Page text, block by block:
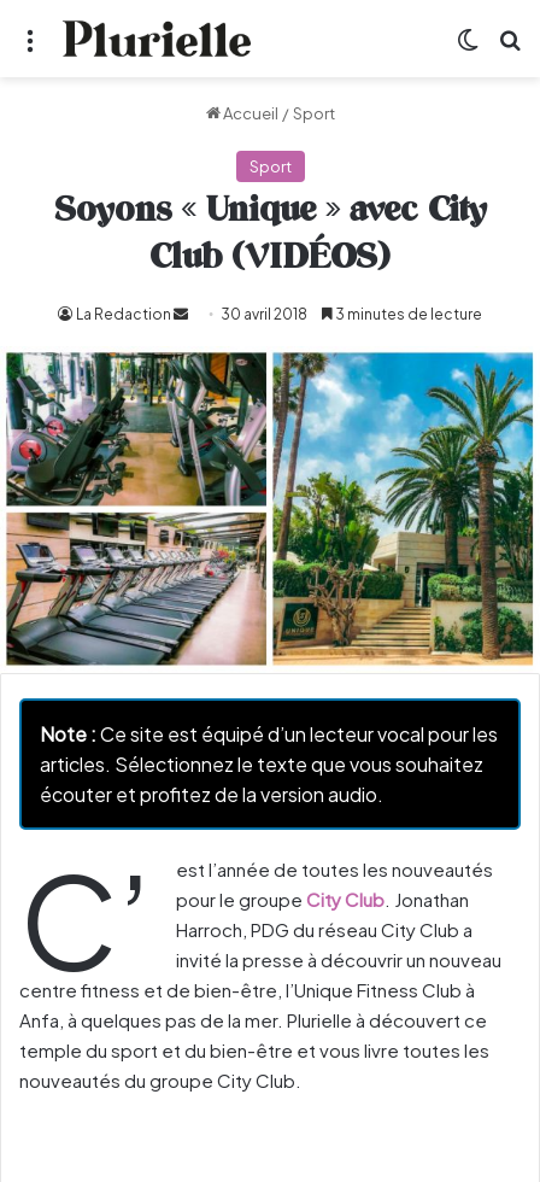
Menu
Accueil / Sport
Sport
Soyons « Unique » avec City
Club (VIDÉOS)
La Redaction
Envoyer
courriel
30 avril 2018 3 minutes de lecture
Note :Ce site est équipé d’un lecteur vocal pour les
articles. Sélectionnez le texte que vous souhaitez
écouter et profitez de la version audio.
C’
est l’année de toutes les nouveautés
pour le groupe City Club . Jonathan
Harroch, PDG du réseau City Club a
invité la presse à découvrir un nouveau
centre fitness et de bien-être, l’Unique Fitness Club à
Anfa, à quelques pas de la mer. Plurielle à découvert ce
temple du sport et du bien-être et vous livre toutes les
nouveautés du groupe City Club.